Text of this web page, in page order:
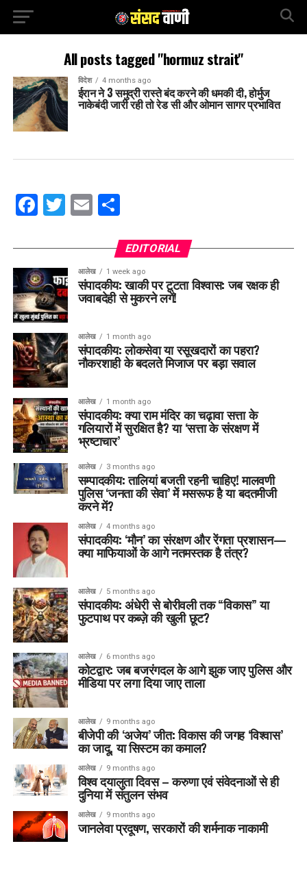
All posts tagged "hormuz strait"
विदेश 4 months ago
ईरान ने 3 समुद्री रास्ते बंद करने की धमकी दी, होर्मुज
नाकेबंदी जारी रही तो रेड सी और ओमान सागर प्रभावित
Facebook
Twitter
EmailShare
EDITORIAL
आलेख 1 week ago
संपादकीय: खाकी पर टूटता विश्वास: जब रक्षक ही
जवाबदेही से मुकरने लगें!
आलेख 1 month ago
संपादकीय: लोकसेवा या रसूखदारों का पहरा?
नौकरशाही के बदलते मिजाज पर बड़ा सवाल
आलेख 1 month ago
संपादकीय: क्या राम मंदिर का चढ़ावा सत्ता के
गलियारों में सुरक्षित है? या ‘सत्ता के संरक्षण में
भ्रष्टाचार’
आलेख 3 months ago
सम्पादकीय: तालियां बजती रहनी चाहिए! मालवणी
पुलिस ‘जनता की सेवा’ में मसरूफ है या बदतमीजी
करने में?
आलेख 4 months ago
संपादकीय: ‘मौन’ का संरक्षण और रेंगता प्रशासन—
क्या माफियाओं के आगे नतमस्तक है तंत्र?
आलेख 5 months ago
संपादकीय: अंधेरी से बोरीवली तक “विकास” या
फुटपाथ पर कब्ज़े की खुली छूट?
आलेख 6 months ago
कोटद्वार: जब बजरंगदल के आगे झुक जाए पुलिस और
मीडिया पर लगा दिया जाए ताला
आलेख 9 months ago
बीजेपी की ‘अजेय’ जीत: विकास की जगह ‘विश्वास’
का जादू, या सिस्टम का कमाल?
आलेख 9 months ago
विश्व दयालुता दिवस – करुणा एवं संवेदनाओं से ही
दुनिया में संतुलन संभव
आलेख 9 months ago
जानलेवा प्रदूषण, सरकारों की शर्मनाक नाकामी